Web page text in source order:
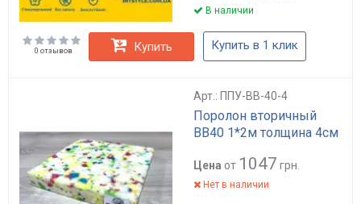
В наличии
0 отзывов Купить Купить в 1 клик
Арт.: ППУ-BB-40-4
Поролон вторичный
BB40 1*2м толщина 4см
Цена от 1047 грн.
Нет в наличии